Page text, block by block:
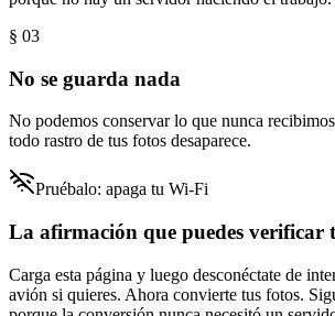
§ 03
No se guarda nada
No podemos conservar lo que nunca
todo rastro de tus fotos desaparece.
Pruébalo: apaga tu Wi-Fi
La afirmación que puedes verificar
Carga esta página y luego desconéctate de
avión si quieres. Ahora convierte tus fotos.